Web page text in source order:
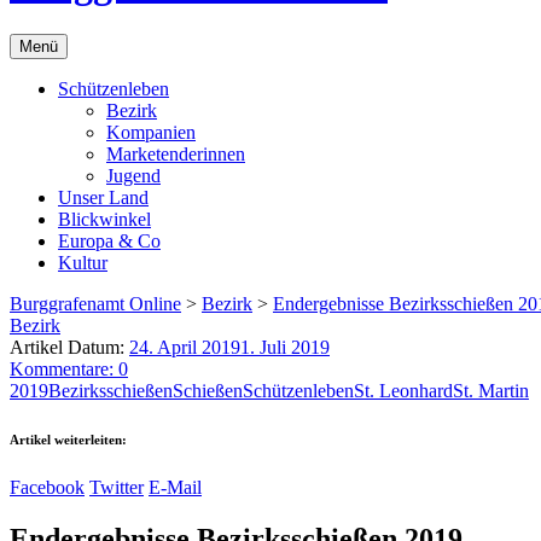
Menü
Schützenleben
Bezirk
Kompanien
Marketenderinnen
Jugend
Unser Land
Blickwinkel
Europa & Co
Kultur
Burggrafenamt Online > Bezirk > Endergebnisse Bezirksschießen
Bezirk
Artikel Datum: 24. April 20191. Juli 2019
Kommentare: 0
2019BezirksschießenSchießenSchützenlebenSt. LeonhardSt. Martin
Artikel weiterleiten:
Facebook Twitter E-Mail